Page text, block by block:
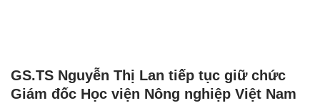
GS.TS Nguyễn Thị Lan tiếp tục giữ chức
Giám đốc Học viện Nông nghiệp Việt Nam